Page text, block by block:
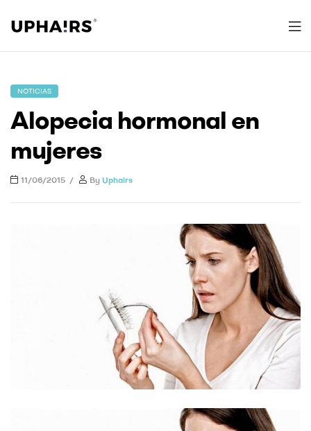
Uphairs
NOTICIAS
Alopecia hormonal en
mujeres
11/06/2015 By Uphairs